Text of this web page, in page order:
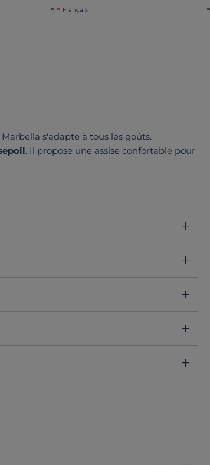
Français
Marbella s'adapte à tous les goûts.
. Il propose une assise confortable pour
housse de rechange sur demande.